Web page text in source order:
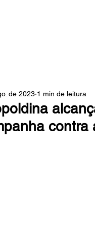
contra
de 2023 1 min de leitura